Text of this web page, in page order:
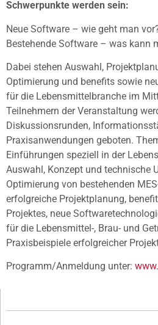
Schwerpunkte werden sein:
Neue Software – wie geht man
Bestehende Software – was kann
Dabei stehen Auswahl,
Optimierung und benefits sowie
für die Lebensmittelbranche im
Teilnehmern der Veranstaltung
Diskussionsrunden,
Praxisanwendungen geboten.
Einführungen speziell in der
Auswahl, Konzept und technische
Optimierung von bestehenden
erfolgreiche Projektplanung,
Projektes, neue
für die Lebensmittel-, Brau- und
Praxisbeispiele erfolgreicher
Programm/Anmeldung unter: